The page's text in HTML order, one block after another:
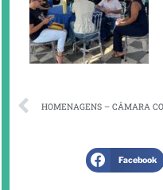
Facebook